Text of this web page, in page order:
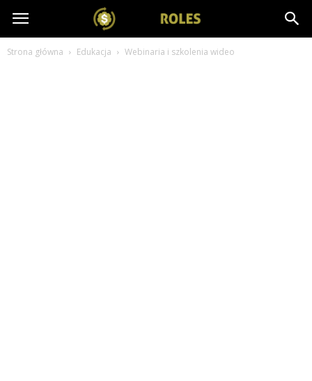
salesroles.pl
Strona główna Edukacja Webinaria i szkolenia wideo